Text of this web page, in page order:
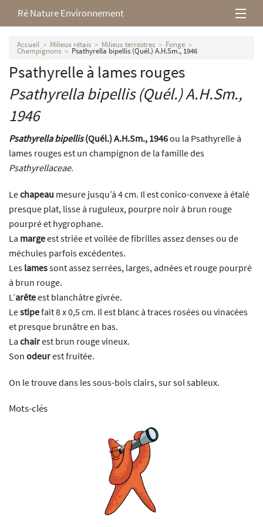
Ré Nature Environnement
L’association
Milieux rétais
Nos parutions
Accueil Milieux rétais Milieux terrestres Fonge
Champignons Psathyrella bipellis (Quél.) A.H.Sm., 1946
Psathyrelle à lames rouges
Psathyrella bipellis(Quél.) A.H.Sm.,
1946
Psathyrella bipellis(Quél.) A.H.Sm., 1946ou la Psathyrelle à
lames rouges est un champignon de la famille des
Psathyrellaceae.
Lechapeau mesure jusqu’à 4 cm. Il est conico-convexe à étalé
presque plat, lisse à ruguleux, pourpre noir à brun rouge
pourpré et hygrophane.
La margeest striée et voilée de fibrilles assez denses ou de
méchules parfois excédentes.
Les lamessont assez serrées, larges, adnées et rouge pourpré
à brun rouge.
L’arêteest blanchâtre givrée.
Lestipefait 8 x 0,5 cm. Il est blanc à traces rosées ou vinacées
et presque brunâtre en bas.
La chairest brun rouge vineux.
Son odeurest fruitée.
On le trouve dans les sous-bois clairs, sur sol sableux.
Mots-clés